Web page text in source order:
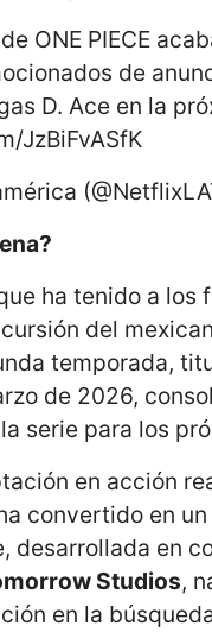
ONE PIECE
de
D. Ace en la
JzBiFvASfK
ha tenido a
del
temporada,
de 2026,
serie para los
en acción
convertido en
desarrollada en
Studios,
en la